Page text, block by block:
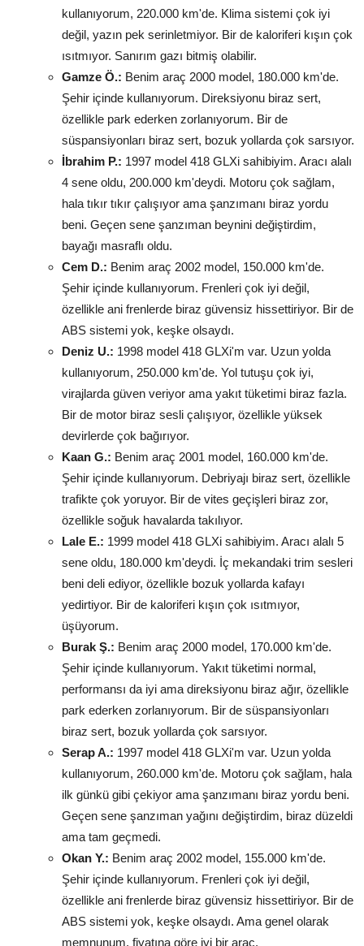
kullanıyorum, 220.000 km'de. Klima sistemi çok iyi
değil, yazın pek serinletmiyor. Bir de kaloriferi kışın çok
ısıtmıyor. Sanırım gazı bitmiş olabilir.
Gamze Ö.: Benim araç 2000 model, 180.000 km'de.
Şehir içinde kullanıyorum. Direksiyonu biraz sert,
özellikle park ederken zorlanıyorum. Bir de
süspansiyonları biraz sert, bozuk yollarda çok sarsıyor.
İbrahim P.: 1997 model 418 GLXi sahibiyim. Aracı alalı
4 sene oldu, 200.000 km'deydi. Motoru çok sağlam,
hala tıkır tıkır çalışıyor ama şanzımanı biraz yordu
beni. Geçen sene şanzıman beynini değiştirdim,
bayağı masraflı oldu.
Cem D.: Benim araç 2002 model, 150.000 km'de.
Şehir içinde kullanıyorum. Frenleri çok iyi değil,
özellikle ani frenlerde biraz güvensiz hissettiriyor. Bir de
ABS sistemi yok, keşke olsaydı.
Deniz U.: 1998 model 418 GLXi'm var. Uzun yolda
kullanıyorum, 250.000 km'de. Yol tutuşu çok iyi,
virajlarda güven veriyor ama yakıt tüketimi biraz fazla.
Bir de motor biraz sesli çalışıyor, özellikle yüksek
devirlerde çok bağırıyor.
Kaan G.: Benim araç 2001 model, 160.000 km'de.
Şehir içinde kullanıyorum. Debriyajı biraz sert, özellikle
trafikte çok yoruyor. Bir de vites geçişleri biraz zor,
özellikle soğuk havalarda takılıyor.
Lale E.: 1999 model 418 GLXi sahibiyim. Aracı alalı 5
sene oldu, 180.000 km'deydi. İç mekandaki trim sesleri
beni deli ediyor, özellikle bozuk yollarda kafayı
yedirtiyor. Bir de kaloriferi kışın çok ısıtmıyor,
üşüyorum.
Burak Ş.: Benim araç 2000 model, 170.000 km'de.
Şehir içinde kullanıyorum. Yakıt tüketimi normal,
performansı da iyi ama direksiyonu biraz ağır, özellikle
park ederken zorlanıyorum. Bir de süspansiyonları
biraz sert, bozuk yollarda çok sarsıyor.
Serap A.: 1997 model 418 GLXi'm var. Uzun yolda
kullanıyorum, 260.000 km'de. Motoru çok sağlam, hala
ilk günkü gibi çekiyor ama şanzımanı biraz yordu beni.
Geçen sene şanzıman yağını değiştirdim, biraz düzeldi
ama tam geçmedi.
Okan Y.: Benim araç 2002 model, 155.000 km'de.
Şehir içinde kullanıyorum. Frenleri çok iyi değil,
özellikle ani frenlerde biraz güvensiz hissettiriyor. Bir de
ABS sistemi yok, keşke olsaydı. Ama genel olarak
memnunum, fiyatına göre iyi bir araç.